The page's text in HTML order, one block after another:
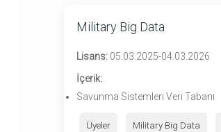
Military Big Data
Lisans: 05.03.2025-04.03.2026
İçerik:
Savunma Sistemleri Veri Tabanı
Üyeler Military Big Data